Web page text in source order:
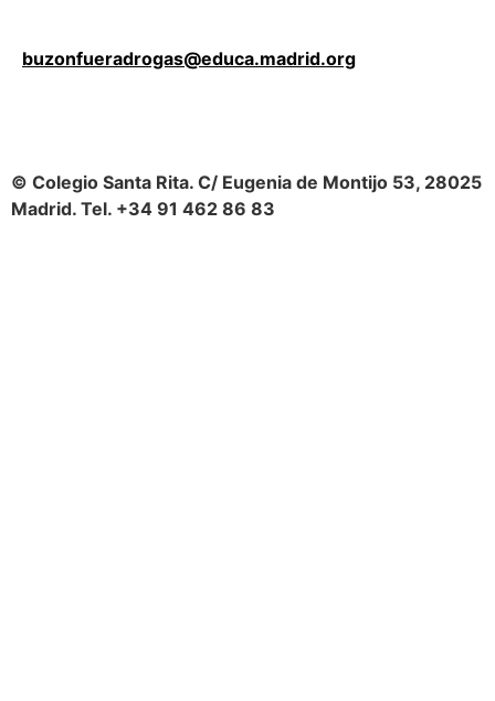
buzonfueradrogas@educa.madrid.org
© Colegio Santa Rita. C/ Eugenia de Montijo 53, 28025
Madrid. Tel. +34 91 462 86 83